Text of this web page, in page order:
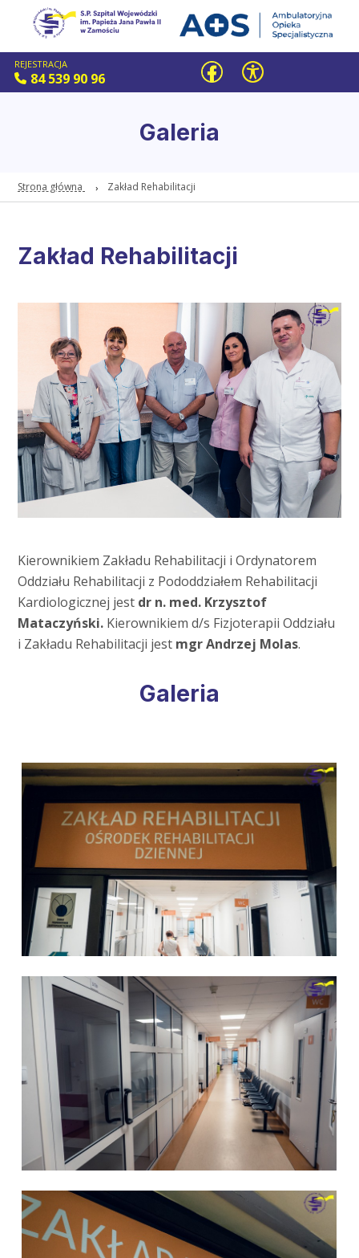
REJESTRACJA
84 539 90 96
Galeria
Strona główna Zakład Rehabilitacji
Zakład Rehabilitacji
Kierownikiem Zakładu Rehabilitacji i Ordynatorem
Oddziału Rehabilitacji z Pododdziałem Rehabilitacji
Kardiologicznej jest dr n. med. Krzysztof
Mataczyński. Kierownikiem d/s Fizjoterapii Oddziału
i Zakładu Rehabilitacji jest mgr Andrzej Molas.
Galeria